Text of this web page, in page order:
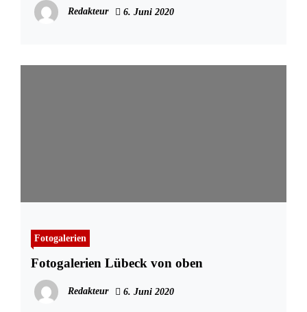
Redakteur 6. Juni 2020
Fotogalerien
Fotogalerien Lübeck von oben
Redakteur 6. Juni 2020